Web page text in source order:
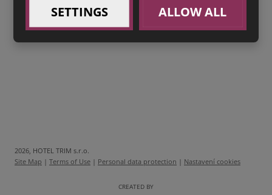
sládků na červen, zářivě zlatavé pivo s bohatou
2026, HOTEL TRIM s.r.o.
Site Map | Terms of Use | Personal data protection | Nastavení cookies
CREATED BY
SETTINGS ALLOW ALL